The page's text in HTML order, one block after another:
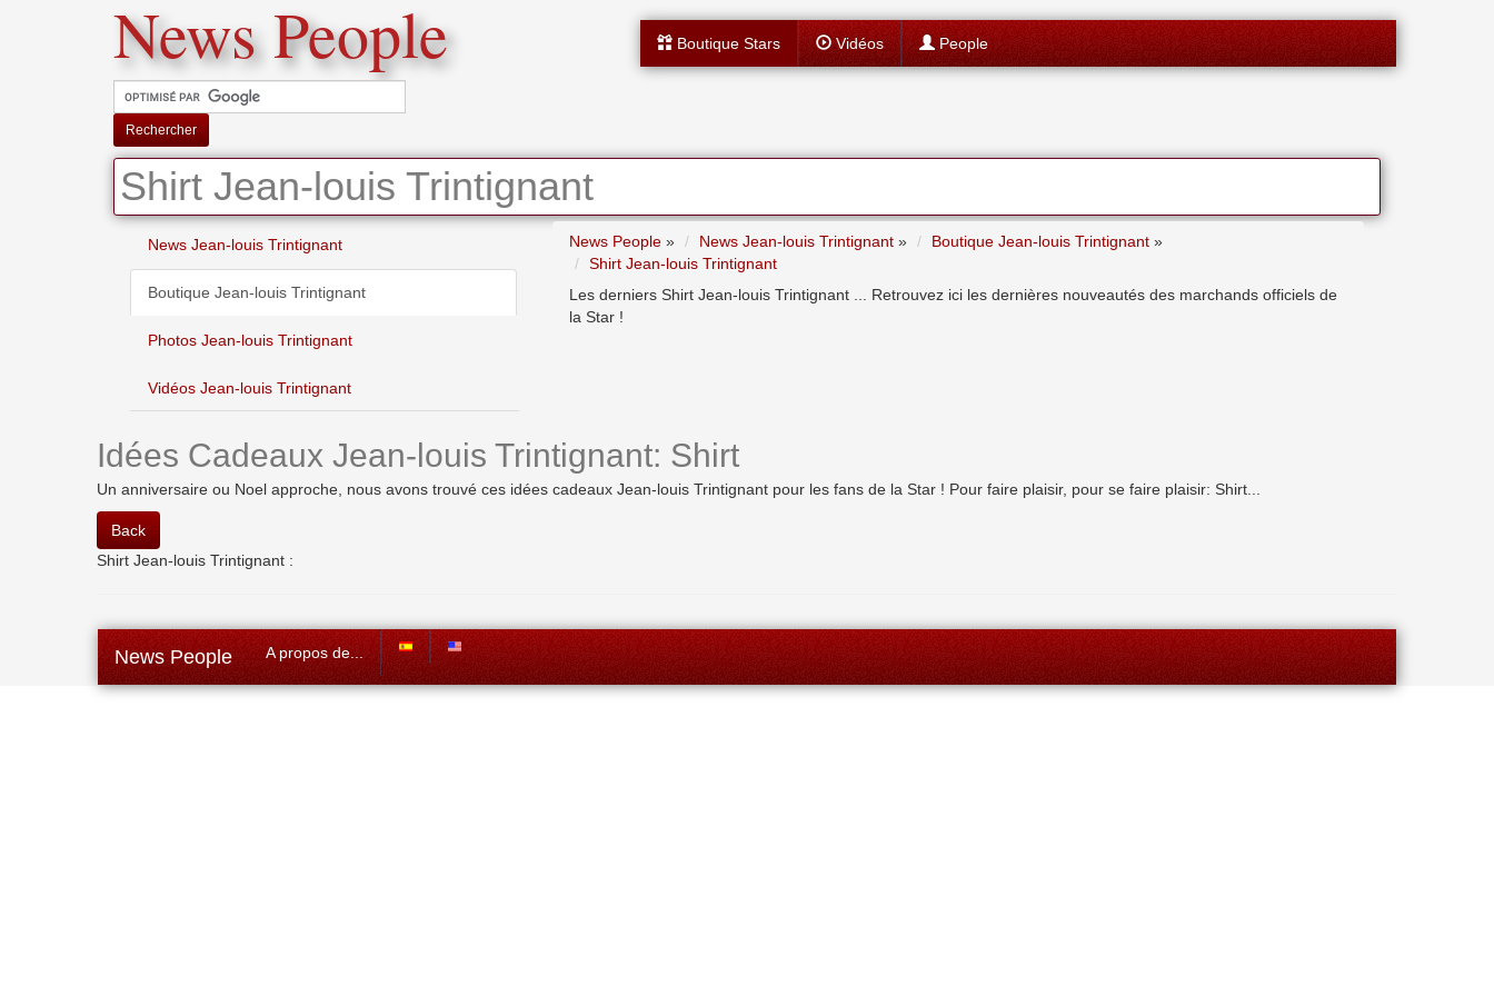
News People
Rechercher
Boutique Stars Vidéos People
Shirt Jean-louis Trintignant
News Jean-louis Trintignant
Boutique Jean-louis Trintignant
Photos Jean-louis Trintignant
Vidéos Jean-louis Trintignant
News People » News Jean-louis Trintignant » Boutique Jean-louis Trintignant »
Shirt Jean-louis Trintignant
Les derniers Shirt Jean-louis Trintignant ... Retrouvez ici les dernières nouveautés des marchands officiels de
la Star !
Idées Cadeaux Jean-louis Trintignant: Shirt
Un anniversaire ou Noel approche, nous avons trouvé ces idées cadeaux Jean-louis Trintignant pour les fans de la Star ! Pour faire plaisir, pour se faire plaisir: Shirt...
Back
Shirt Jean-louis Trintignant :
News People A propos de...